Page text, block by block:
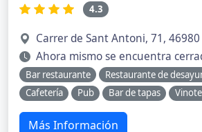
4.3
Carrer de Sant Antoni, 71,
Ahora mismo se encuentra
Bar restaurante Restaurante de
Cafetería
Pub Bar de tapas
Más Información